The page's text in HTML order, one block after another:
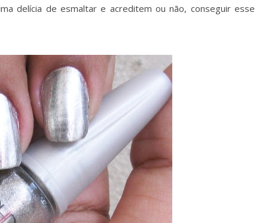
delícia de esmaltar e acreditem ou não, conseguir esse